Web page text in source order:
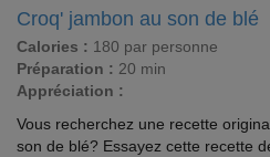
Croq' jambon au son de blé
Calories : 180 par personne
Préparation : 20 min
Appréciation :
Vous recherchez une recette
son de blé? Essayez cette recette